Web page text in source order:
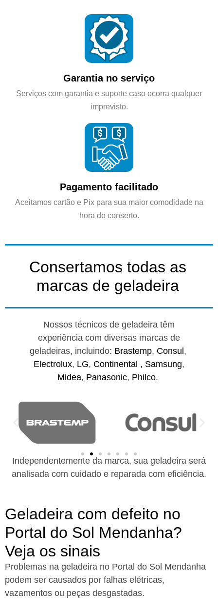
Garantia no serviço
Serviços com garantia e suporte caso ocorra qualquer
imprevisto.
Pagamento facilitado
Aceitamos cartão e Pix para sua maior comodidade na
hora do conserto.
Consertamos todas as
marcas de geladeira
Nossos técnicos de geladeira têm
experiência com diversas marcas de
geladeiras, incluindo: Brastemp, Consul ,
Electrolux, LG, Continental , Samsung,
Midea, Panasonic, Philco.
Independentemente da marca, sua geladeira será
analisada com cuidado e reparada com eficiência.
Geladeira com defeito no
Portal do Sol Mendanha?
Veja os sinais
Problemas na geladeira no Portal do Sol Mendanha
podem ser causados por falhas elétricas,
vazamentos ou peças desgastadas.